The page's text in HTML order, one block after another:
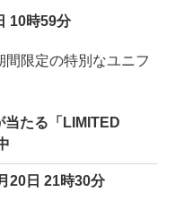
10時59分
限定の特別なユニフ
当たる「LIMITED
20日 21時30分